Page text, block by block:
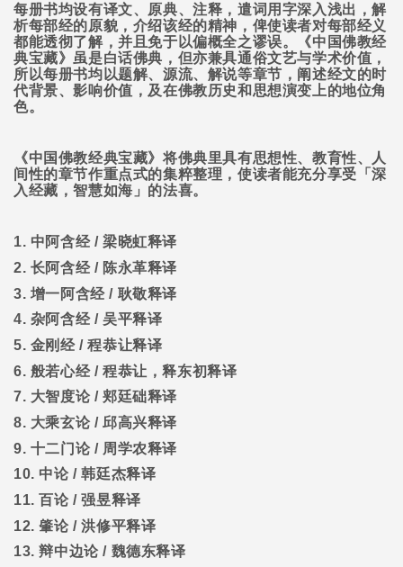
每册书均设有译文、原典、注释，遣词用字深入浅出，解
析每部经的原貌，介绍该经的精神，俾使读者对每部经义
都能透彻了解，并且免于以偏概全之谬误。《中国佛教经
典宝藏》虽是白话佛典，但亦兼具通俗文艺与学术价值，
所以每册书均以题解、源流、解说等章节，阐述经文的时
代背景、影响价值，及在佛教历史和思想演变上的地位角
色。
《中国佛教经典宝藏》将佛典里具有思想性、教育性、人
间性的章节作重点式的集粹整理，使读者能充分享受「深
入经藏，智慧如海」的法喜。
1. 中阿含经/梁晓虹释译
2. 长阿含经/ 陈永革释译
3. 增一阿含经/ 耿敬释译
4. 杂阿含经/吴平释译
5. 金刚经/程恭让释译
6. 般若心经/程恭让，释东初释译
7. 大智度论/郏廷础释译
8. 大乘玄论/邱高兴释译
9. 十二门论/ 周学农释译
10. 中论/韩廷杰释译
11.百论/强昱释译
12.肇论/洪修平释译
13.辩中边论/ 魏德东释译